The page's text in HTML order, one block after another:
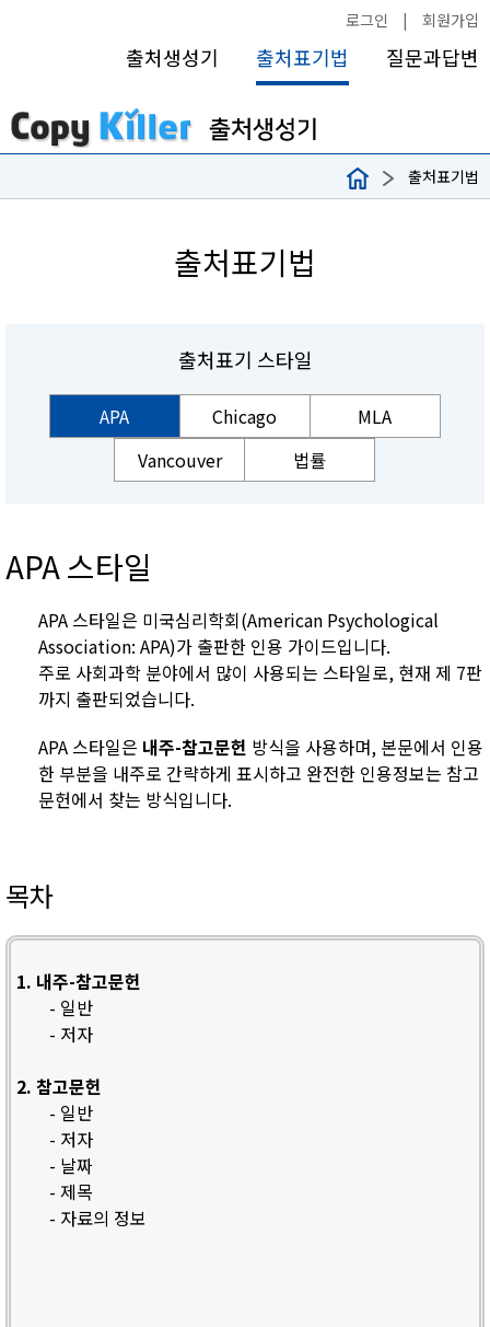
로그인 | 회원가입
출처생성기 출처표기법 질문과답변
출처표기법
출처표기법
출처표기 스타일
APA Chicago
MLA
Vancouver
법률
APA 스타일
APA 스타일은 미국심리학회(American Psychological
Association: APA)가 출판한 인용 가이드입니다.
주로 사회과학 분야에서 많이 사용되는 스타일로, 현재 제 7판
까지 출판되었습니다.
APA 스타일은 내주-참고문헌 방식을 사용하며, 본문에서 인용
한 부분을 내주로 간략하게 표시하고 완전한 인용정보는 참고
문헌에서 찾는 방식입니다.
목차
1. 내주-참고문헌
- 일반
- 저자
2. 참고문헌
- 일반
- 저자
- 날짜
- 제목
- 자료의 정보